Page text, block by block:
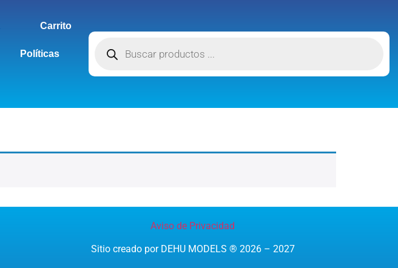
Carrito
Políticas
Aviso de Privacidad
Sitio creado por DEHU MODELS ® 2026 – 2027